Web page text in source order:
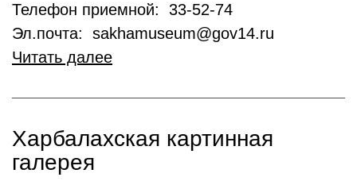
Телефон приемной: 33-52-74
Эл.почта: sakhamuseum@gov14.ru
Читать далее
Харбалахская картинная
галерея